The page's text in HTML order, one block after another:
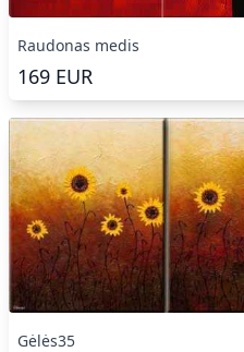
Raudonas medis
169 EUR
Gėlės35